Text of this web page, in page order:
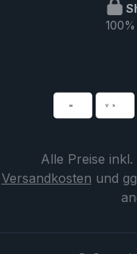
Alle Preise
Versandkosten und